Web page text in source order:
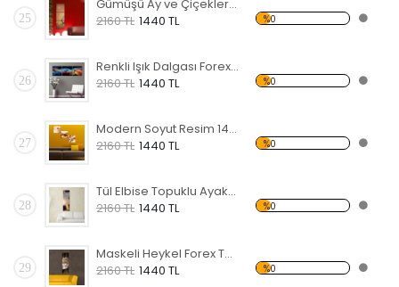
25
Gümüşü Ay ve Çiçekler Forex Tablo
2160 TL 1440 TL %0
26
Renkli Işık Dalgası Forex Tablo
2160 TL 1440 TL %0
27
Modern Soyut Resim 14 Forex Tablo
2160 TL 1440 TL %0
28
Tül Elbise Topuklu Ayakkabı Giyen Kadın Forex Tablo
2160 TL 1440 TL %0
29
Maskeli Heykel Forex Tablo
2160 TL 1440 TL %0